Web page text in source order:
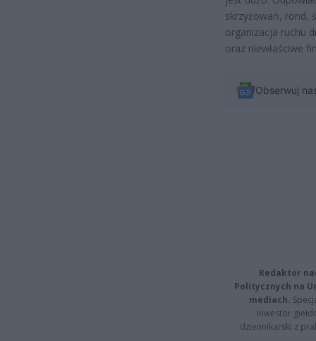
skrzyżowań, rond,
organizacja ruchu
oraz niewłaściwe
Obserwuj
Redaktor
Politycznych na
mediach.
inwestor
dziennikarski z